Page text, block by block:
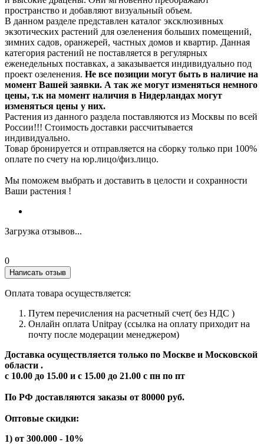
пространство и добавляют визуальный объем.
В данном разделе представлен каталог эксклюзивных
экзотических растений для озеленения больших помещений,
зимних садов, оранжерей, частных домов и квартир. Данная
категория растений не поставляется в регулярных
еженедельных поставках, а заказывается индивидуально под
проект озеленения. Не все позиции могут быть в наличие на
момент Вашей заявки. А так же могут изменяться немного
цены, т.к на момент наличия в Нидерландах могут
изменяться цены у них.
Растения из данного раздела поставляются из Москвы по всей
России!!! Стоимость доставки рассчитывается
индивидуально.
Товар бронируется и отправляется на сборку только при 100%
оплате по счету на юр.лицо/физ.лицо.
Мы поможем выбрать и доставить в целости и сохранности
Ваши растения !
Загрузка отзывов...
0
Написать отзыв
Оплата товара осуществляется:
Путем перечисления на расчетный счет( без НДС )
Онлайн оплата Unitpay (ссылка на оплату приходит на
почту после модерации менеджером)
Доставка осуществляется только по Москве и Московской
области .
с 10.00 до 15.00 и с 15.00 до 21.00 с пн по пт
По РФ доставляются заказы от 80000 руб.
Оптовые скидки:
1) от 300.000 - 10%